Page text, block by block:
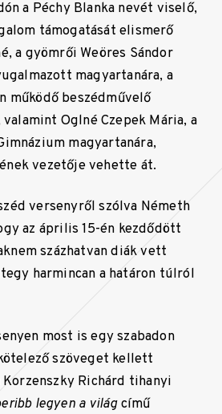
a Péchy Blanka nevét viselő,
támogatását elismerő
a gyömrői Weöres Sándor
magyartanára, a
működő beszédművelő
Oglné Czepek Mária, a
magyartanára,
vezetője vehette át.
versenyről szólva Németh
az április 15-én kezdődött
százhatvan diák vett
harmincan a határon túlról
most is egy szabadon
szöveget kellett
Richárd tihanyi
legyen a világcímű